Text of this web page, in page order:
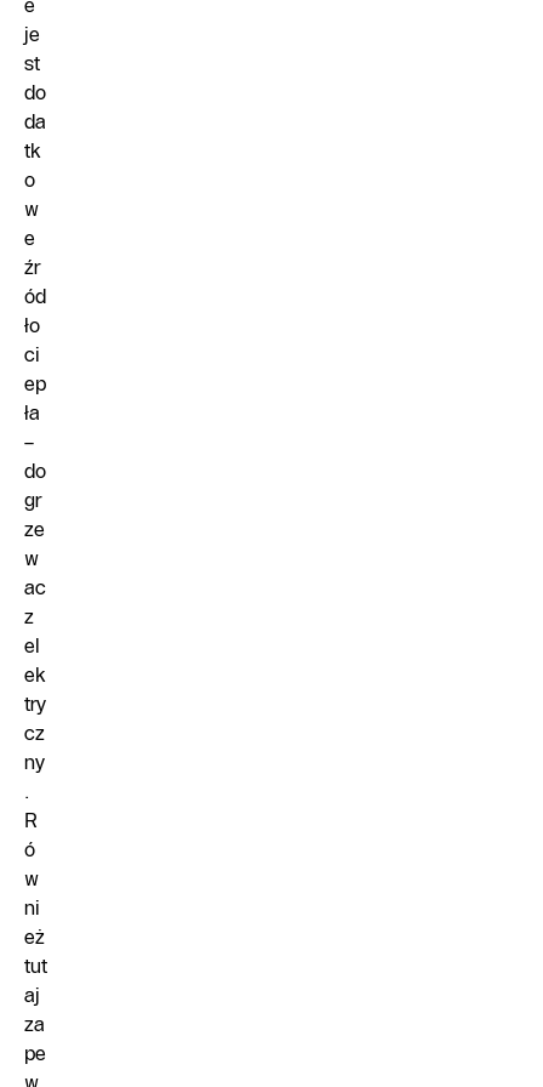
je
st
do
da
tk
o
w
e
źr
ód
ło
ci
ep
ła
–
do
gr
ze
w
ac
z
el
ek
try
cz
ny
.
R
ó
w
ni
eż
tut
aj
za
pe
w